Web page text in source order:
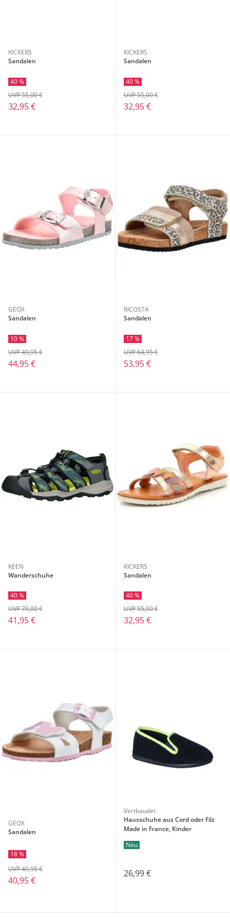
KICKERS
Sandalen
40 %
32,95 €
UVP 55,00 €
KICKERS
Sandalen
40 %
32,95 €
UVP 55,00 €
GEOX
Sandalen
10 %
44,95 €
UVP 49,95 €
RICOSTA
Sandalen
17 %
53,95 €
UVP 64,95 €
KEEN
Wanderschuhe
40 %
41,95 €
UVP 70,00 €
KICKERS
Sandalen
40 %
32,95 €
UVP 55,00 €
GEOX
Sandalen
18 %
40,95 €
UVP 49,95 €
Vertbaudet
Hausschuhe aus Cord oder Filz
Made in France, Kinder
Neu
26,99 €